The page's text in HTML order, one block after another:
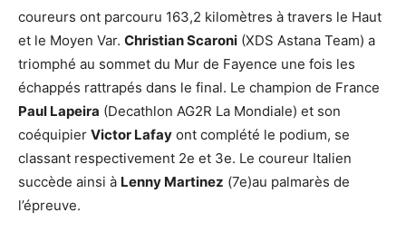
coureurs ont parcouru 163,2 kilomètres à travers le Haut
et le Moyen Var. Christian Scaroni (XDS Astana Team) a
triomphé au sommet du Mur de Fayence une fois les
échappés rattrapés dans le final. Le champion de France
Paul Lapeira (Decathlon AG2R La Mondiale) et son
coéquipier Victor Lafay ont complété le podium, se
classant respectivement 2e et 3e. Le coureur Italien
succède ainsi à Lenny Martinez (7e)au palmarès de
l’épreuve.